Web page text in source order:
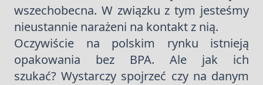
wszechobecna. W związku z tym jesteśmy
nieustannie narażeni na kontakt z nią.
Oczywiście na polskim rynku istnieją
opakowania bez BPA. Ale jak ich
szukać? Wystarczy spojrzeć czy na danym